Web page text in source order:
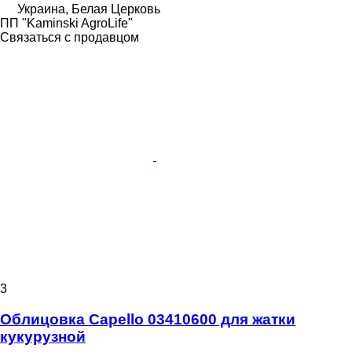
Украина, Белая Церковь
ПП "Kaminski AgroLife"
Связаться с продавцом
3
Облицовка Capello 03410600 для жатки
кукурузной